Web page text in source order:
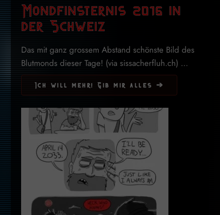
Mondfinsternis 2015 in
der Schweiz
Das mit ganz grossem Abstand schönste Bild des
Blutmonds dieser Tage! (via sissacherfluh.ch) ...
Ich will mehr! Gib mir alles ➔